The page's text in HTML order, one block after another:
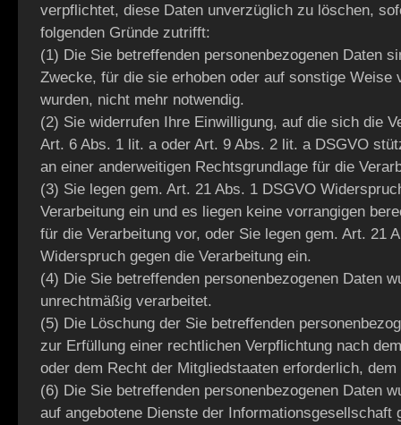
verpflichtet, diese Daten unverzüglich zu löschen,
folgenden Gründe zutrifft:
(1) Die Sie betreffenden personenbezogenen Daten
Zwecke, für die sie erhoben oder auf sonstige Weise
wurden, nicht mehr notwendig.
(2) Sie widerrufen Ihre Einwilligung, auf die sich die
Art. 6 Abs. 1 lit. a oder Art. 9 Abs. 2 lit. a DSGVO
an einer anderweitigen Rechtsgrundlage für die
(3) Sie legen gem. Art. 21 Abs. 1 DSGVO
Verarbeitung ein und es liegen keine vorrangigen
für die Verarbeitung vor, oder Sie legen gem. Art. 21
Widerspruch gegen die Verarbeitung ein.
(4) Die Sie betreffenden personenbezogenen Daten
unrechtmäßig verarbeitet.
(5) Die Löschung der Sie betreffenden
zur Erfüllung einer rechtlichen Verpflichtung nach
oder dem Recht der Mitgliedstaaten erforderlich,
(6) Die Sie betreffenden personenbezogenen Daten
auf angebotene Dienste der Informationsgesellschaft